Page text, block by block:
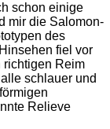
schon einige
mir die Salomon-
des
fiel vor
richtigen Reim
schlauer und
Relieve